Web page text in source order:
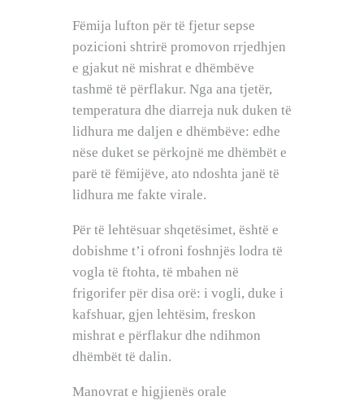
Fëmija lufton për të fjetur sepse
pozicioni shtrirë promovon rrjedhjen
e gjakut në mishrat e dhëmbëve
tashmë të përflakur. Nga ana tjetër,
temperatura dhe diarreja nuk duken të
lidhura me daljen e dhëmbëve: edhe
nëse duket se përkojnë me dhëmbët e
parë të fëmijëve, ato ndoshta janë të
lidhura me fakte virale.
Për të lehtësuar shqetësimet, është e
dobishme t’i ofroni foshnjës lodra të
vogla të ftohta, të mbahen në
frigorifer për disa orë: i vogli, duke i
kafshuar, gjen lehtësim, freskon
mishrat e përflakur dhe ndihmon
dhëmbët të dalin.
Manovrat e higjienës orale